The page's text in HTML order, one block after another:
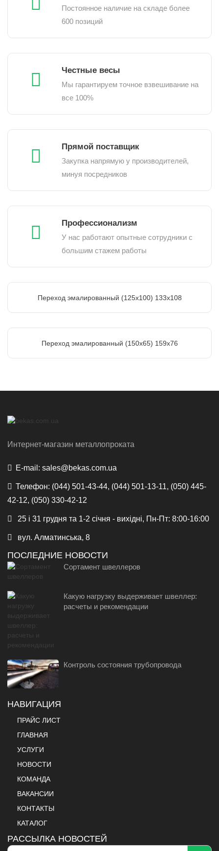
Постоянное наличие на складе более
600 позиций
Честные весы
Мы гарантируем точное взвешивание на
все 100%
Прямой поставщик
Закупка напрямую у производителей,
минуя посредников
Профессионализм
У нас работают опытные сотрудники с
большим стажем работы
Переход эмалированный (125х100) 133х108
Переход эмалированный (150x65) 159х76
Интернет-магазин металлопроката
E-mail: sales@bekas.com.ua
Телефон: (044) 501-43-44, (044) 501-13-11, (050) 445-
42-12, (050) 330-42-12
25 і 31 грудня та 1-2 січня - вихідні, Пн-Пт: 8:00-16:00
вул. Алматинська, 8
ПОСЛЕДНИЕ НОВОСТИ
Сортамент швеллеров
Какую нагрузку выдерживает швеллер:
расчеты и рекомендации
Контроль состояния трубопровода
НАВИГАЦИЯ
ПРАЙС ЛИСТ
ГЛАВНАЯ
УСЛУГИ
НОВОСТИ
КОМАНДА
ВАКАНСИИ
КОНТАКТЫ
КАТАЛОГ
РАССЫЛКА НОВОСТЕЙ